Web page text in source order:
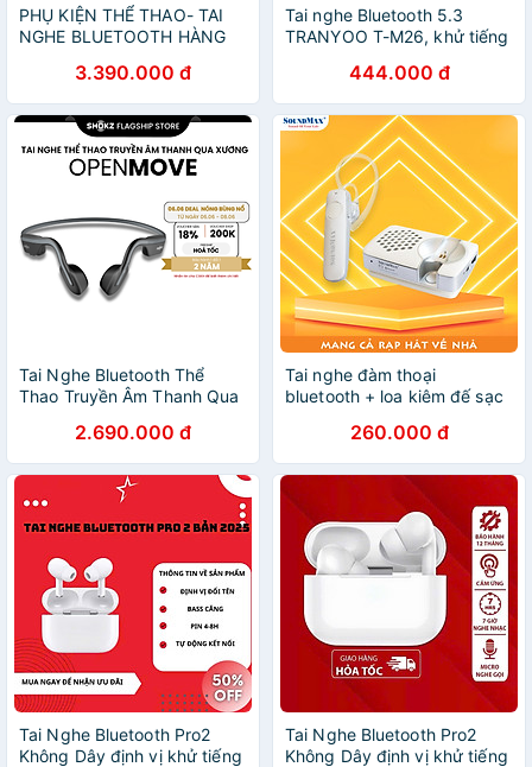
PHỤ KIỆN THỂ THAO- TAI
NGHE BLUETOOTH HÀNG
SONIC ( BLACK - LIME -
RED) - SS050947000 -
SS050946000 -
SS050948000
3.390.000 đ
Tai nghe Bluetooth 5.3
TRANYOO T-M26, khử tiếng
sang trọng, pin trâu - Hàng
chính hãng
444.000 đ
Tai Nghe Bluetooth Thể
Thao Truyền Âm Thanh Qua
S661 - Hàng chính hãng -
Pin sử dụng trong 6 tiếng -
Kháng nước IP55
2.690.000 đ
Tai nghe đàm thoại
bluetooth + loa kiêm đế sạc
SoundMax F-3 | Bluetooth
Earphone + Solar Charging
Dock with Speaker
SoundMax F3 - Hàng Chính
Hãng
260.000 đ
Tai Nghe Bluetooth Pro2
Không Dây định vị khử tiếng
Tai Nghe Bluetooth Pro2
Không Dây định vị khử tiếng